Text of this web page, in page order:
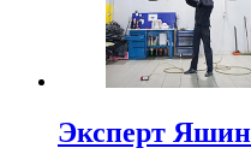
Эксперт